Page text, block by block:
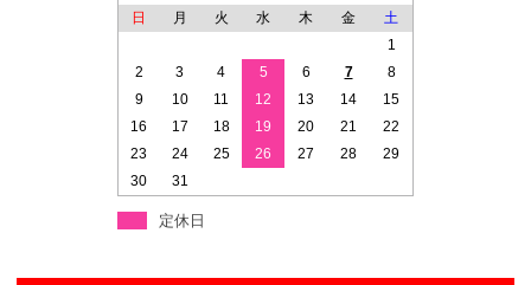
日
月 火 水 木 金
土
1
2
3 4 5 6 7
8
9
10 11 12 13 14
15
16
17 18 19 20 21
22
23
24 25 26 27 28
29
30
31
定休日